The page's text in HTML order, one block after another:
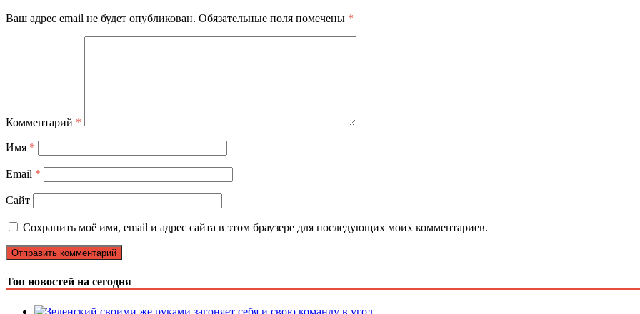
Ваш адрес email не будет опубликован. Обязательные поля помечены *
Комментарий *
Имя *
Email *
Сайт
Сохранить моё имя, email и адрес сайта в этом браузере для последующих моих комментариев.
Топ новостей на сегодня